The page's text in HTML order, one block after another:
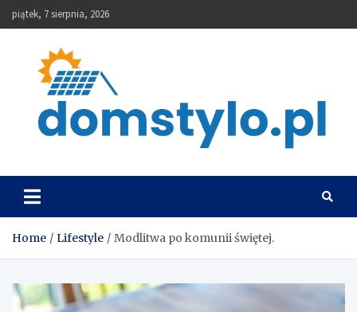
Skip
to
piątek, 7 sierpnia, 2026
DomStylo
Home Lifestyle Modlitwa po komunii świętej.